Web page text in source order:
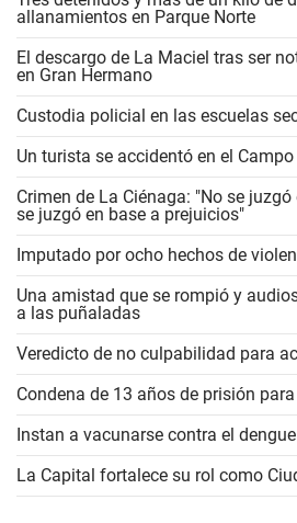
allanamientos en Parque Norte
El descargo de La Maciel tras ser
en Gran Hermano
Custodia policial en las escuelas
Un turista se accidentó en el
Crimen de La Ciénaga: "No se
se juzgó en base a prejuicios"
Imputado por ocho hechos de
Una amistad que se rompió y
a las puñaladas
Veredicto de no culpabilidad para
Condena de 13 años de prisión
Instan a vacunarse contra el dengue
La Capital fortalece su rol como